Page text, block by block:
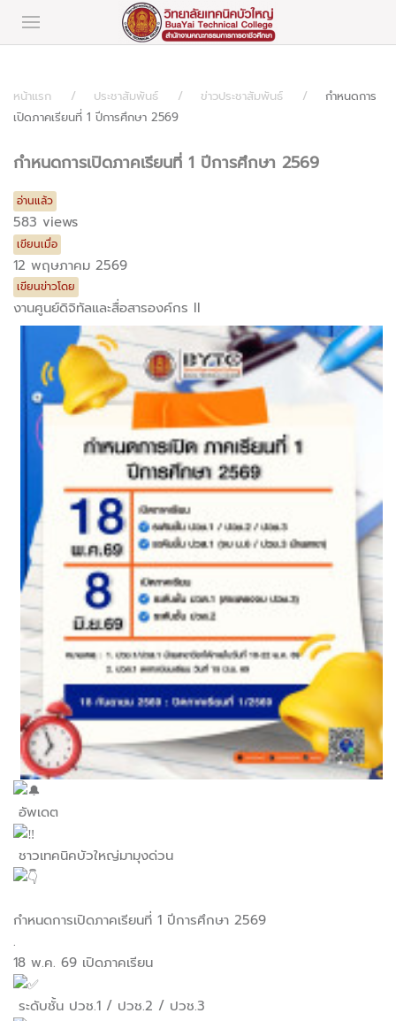
หน้าแรก ประชาสัมพันธ์ ข่าวประชาสัมพันธ์
กำหนดการ
เปิดภาคเรียนที่ 1 ปีการศึกษา 2569
กำหนดการเปิดภาคเรียนที่ 1 ปีการศึกษา 2569
อ่านแล้ว
583 views
เขียนเมื่อ
12 พฤษภาคม 2569
เขียนข่าวโดย
งานศูนย์ดิจิทัลและสื่อสารองค์กร II
อัพเดต
ชาวเทคนิคบัวใหญ่มามุงด่วน
กำหนดการเปิดภาคเรียนที่ 1 ปีการศึกษา 2569
.
18 พ.ค. 69 เปิดภาคเรียน
ระดับชั้น ปวช.1 / ปวช.2 / ปวช.3